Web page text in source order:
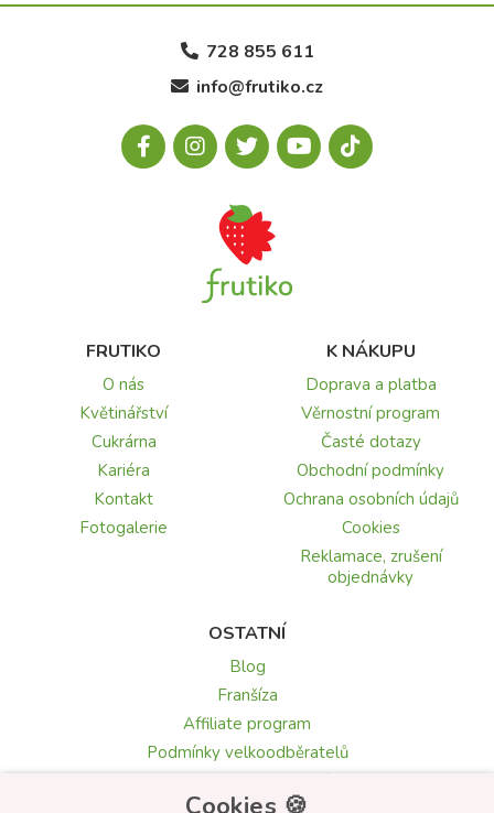
728 855 611
info@frutiko.cz
FRUTIKO
O nás
Květinářství
Cukrárna
Kariéra
Kontakt
Fotogalerie
K NÁKUPU
Doprava a platba
Věrnostní program
Časté dotazy
Obchodní podmínky
Ochrana osobních údajů
Cookies
Reklamace, zrušení
objednávky
OSTATNÍ
Blog
Franšíza
Affiliate program
Podmínky velkoodběratelů
Recenze a hodnocení
Cookies 🍪